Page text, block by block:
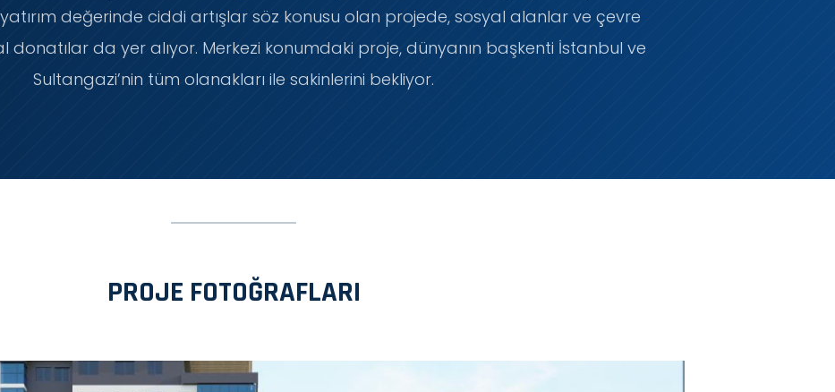
yatırım değerinde ciddi artışlar söz konusu olan projede, sosyal alanlar ve çevre
donatılar da yer alıyor. Merkezi konumdaki proje, dünyanın başkenti İstanbul ve
Sultangazi’nin tüm olanakları ile sakinlerini bekliyor.
PROJE FOTOĞRAFLARI